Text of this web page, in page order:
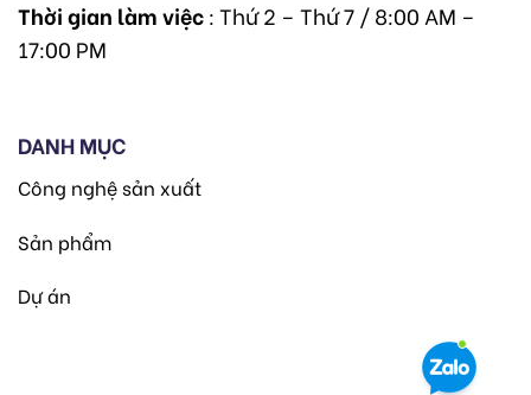
Thời gian làm việc : Thứ 2 – Thứ 7 / 8:00 AM –
17:00 PM
DANH MỤC
Công nghệ sản xuất
Sản phẩm
Dự án